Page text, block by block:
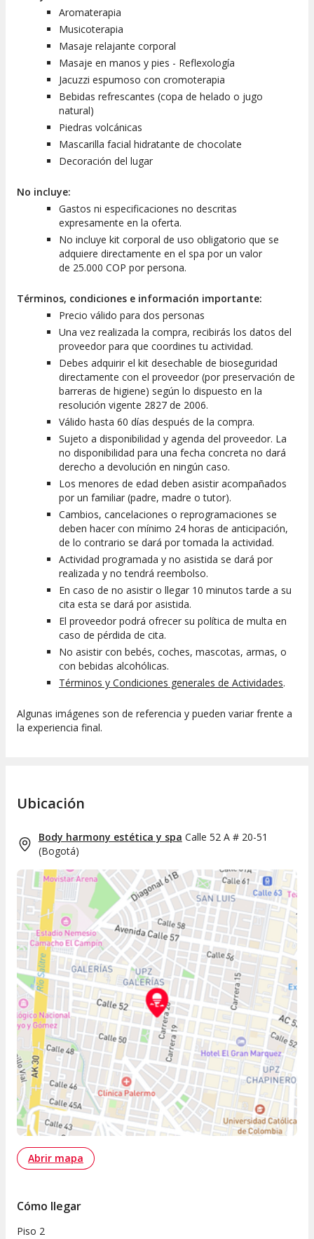
Aromaterapia
Musicoterapia
Masaje relajante corporal
Masaje en manos y pies - Reflexología
Jacuzzi espumoso con cromoterapia
Bebidas refrescantes (copa de helado o jugo
natural)
Piedras volcánicas
Mascarilla facial hidratante de chocolate
Decoración del lugar
No incluye:
Gastos ni especificaciones no descritas
expresamente en la oferta.
No incluye kit corporal de uso obligatorio que se
adquiere directamente en el spa por un valor
de 25.000 COP por persona.
Términos, condiciones e información importante:
Precio válido para dos personas
Una vez realizada la compra, recibirás los datos del
proveedor para que coordines tu actividad.
Debes adquirir el kit desechable de bioseguridad
directamente con el proveedor (por preservación de
barreras de higiene) según lo dispuesto en la
resolución vigente 2827 de 2006.
Válido hasta 60 días después de la compra.
Sujeto a disponibilidad y agenda del proveedor. La
no disponibilidad para una fecha concreta no dará
derecho a devolución en ningún caso.
Los menores de edad deben asistir acompañados
por un familiar (padre, madre o tutor).
Cambios, cancelaciones o reprogramaciones se
deben hacer con mínimo 24 horas de anticipación,
de lo contrario se dará por tomada la actividad.
Actividad programada y no asistida se dará por
realizada y no tendrá reembolso.
En caso de no asistir o llegar 10 minutos tarde a su
cita esta se dará por asistida.
El proveedor podrá ofrecer su política de multa en
caso de pérdida de cita.
No asistir con bebés, coches, mascotas, armas, o
con bebidas alcohólicas.
Términos y Condiciones generales de Actividades.
Algunas imágenes son de referencia y pueden variar frente a
la experiencia final.
Ubicación
Body harmony estética y spa Calle 52 A # 20-51
(Bogotá)
Abrir mapa
Cómo llegar
Piso 2